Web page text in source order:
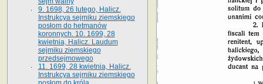
9. 1698, 26 lutego, Halicz.
Instrukcya sejmiku ziemskiego
posłom do hetmanów
koronnych. 10. 1699, 28
kwietnia, Halicz. Laudum
sejmiku ziemskiego
przedsejmowego
11. 1699, 28 kwietnia, Halicz.
Instrukcya sejmiku ziemskiego